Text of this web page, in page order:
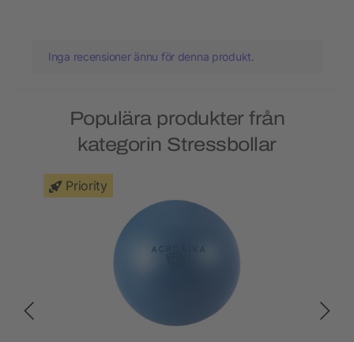
Inga recensioner ännu för denna produkt.
Populära produkter från
kategorin Stressbollar
Priority